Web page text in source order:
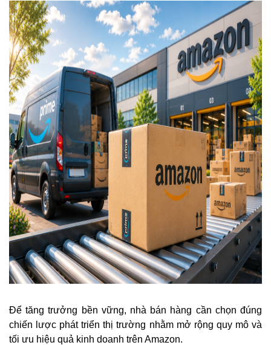
Để tăng trưởng bền vững, nhà bán hàng cần chọn đúng
chiến lược phát triển thị trường nhằm mở rộng quy mô và
tối ưu hiệu quả kinh doanh trên Amazon.